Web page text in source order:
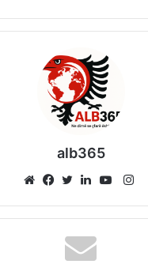
alb365